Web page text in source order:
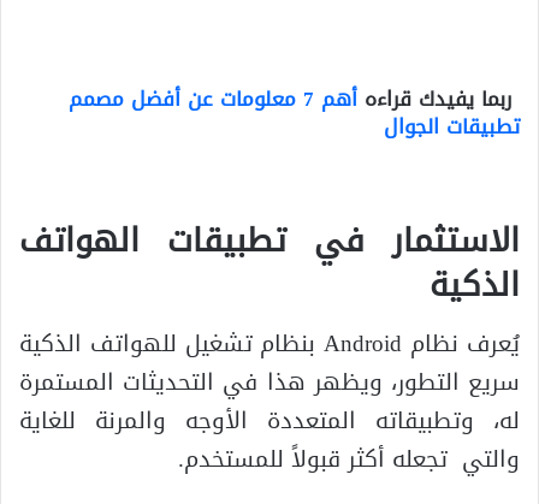
ربما يفيدك قراءه أهم 7 معلومات عن أفضل مصمم
تطبيقات الجوال
الاستثمار في تطبيقات الهواتف
الذكية
يُعرف نظام Android بنظام تشغيل للهواتف الذكية
سريع التطور، ويظهر هذا في التحديثات المستمرة
له، وتطبيقاته المتعددة الأوجه والمرنة للغاية
والتي تجعله أكثر قبولاً للمستخدم.